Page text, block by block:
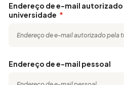
Endereço de e-mail autorizado
universidade
Endereço de e-mail pessoal